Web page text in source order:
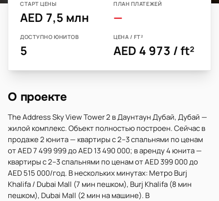
СТАРТ ЦЕНЫ
AED 7,5 млн
ПЛАН ПЛАТЕЖЕЙ
—
ДОСТУПНО ЮНИТОВ
5
ЦЕНА / FT²
AED 4 973 / ft²
О проекте
The Address Sky View Tower 2 в Даунтаун Дубай, Дубай —
жилой комплекс. Объект полностью построен. Сейчас в
продаже 2 юнита — квартиры с 2–3 спальнями по ценам
от AED 7 499 999 до AED 13 490 000; в аренду 4 юнита —
квартиры с 2–3 спальнями по ценам от AED 399 000 до
AED 515 000/год. В нескольких минутах: Метро Burj
Khalifa / Dubai Mall (7 мин пешком), Burj Khalifa (8 мин
пешком), Dubai Mall (2 мин на машине). В